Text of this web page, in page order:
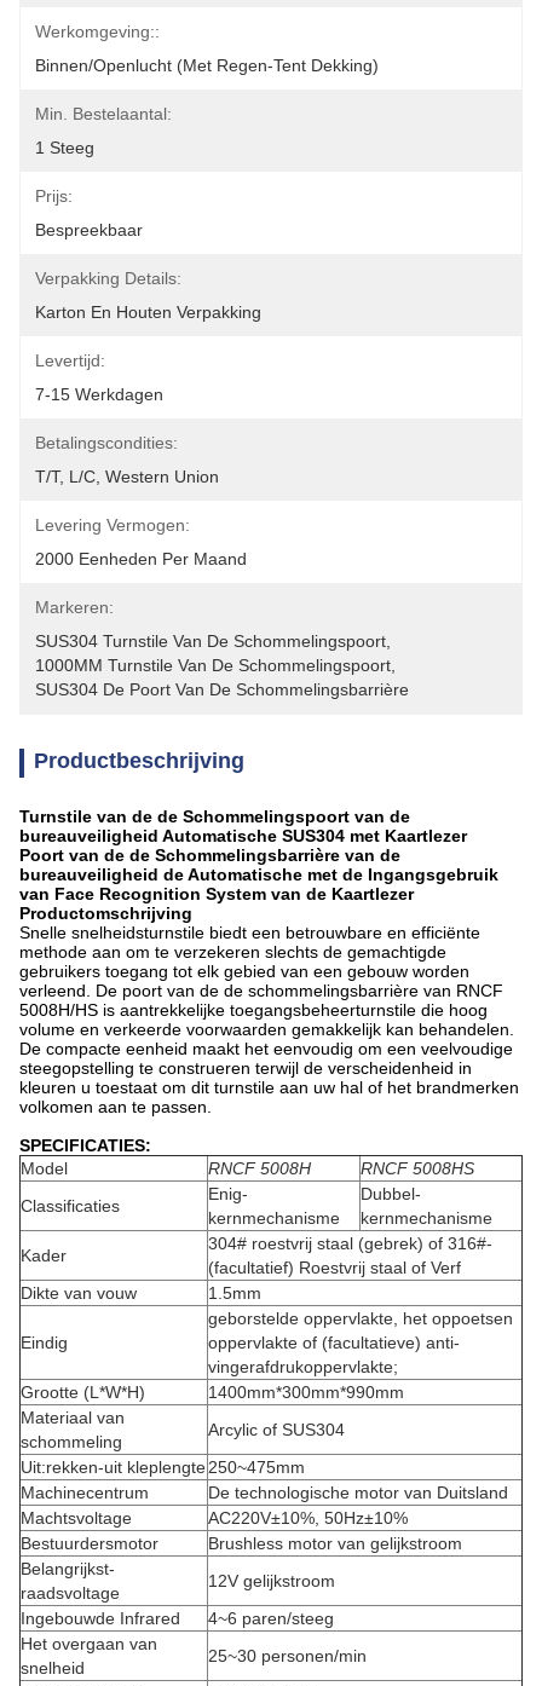
Werkomgeving::
Binnen/Openlucht (met Regen-Tent Dekking)
Min. Bestelaantal:
1 Steeg
Prijs:
Bespreekbaar
Verpakking Details:
Karton En Houten Verpakking
Levertijd:
7-15 Werkdagen
Betalingscondities:
T/T, L/C, Western Union
Levering Vermogen:
2000 Eenheden Per Maand
Markeren:
SUS304 Turnstile Van De Schommelingspoort
1000MM Turnstile Van De Schommelingspoort
SUS304 De Poort Van De Schommelingsbarrière
Productbeschrijving
Turnstile van de de Schommelingspoort van de
bureauveiligheid Automatische SUS304 met Kaartlezer
Poort van de de Schommelingsbarrière van de
bureauveiligheid de Automatische met de Ingangsgebruik
van Face Recognition System van de Kaartlezer
Productomschrijving
Snelle snelheidsturnstile biedt een betrouwbare en efficiënte
methode aan om te verzekeren slechts de gemachtigde
gebruikers toegang tot elk gebied van een gebouw worden
verleend. De poort van de de schommelingsbarrière van RNCF
5008H/HS is aantrekkelijke toegangsbeheerturnstile die hoog
volume en verkeerde voorwaarden gemakkelijk kan behandelen.
De compacte eenheid maakt het eenvoudig om een veelvoudige
steegopstelling te construeren terwijl de verscheidenheid in
kleuren u toestaat om dit turnstile aan uw hal of het brandmerken
volkomen aan te passen.
SPECIFICATIES:
Model
RNCF 5008H
RNCF 5008HS
Classificaties
Enig-
kernmechanisme
Dubbel-
kernmechanisme
Kader
304# roestvrij staal (gebrek) of 316#-
(facultatief) Roestvrij staal of Verf
Dikte van vouw
1.5mm
Eindig
geborstelde oppervlakte, het oppoetsen
oppervlakte of (facultatieve) anti-
vingerafdrukoppervlakte;
Grootte (L*W*H)
1400mm*300mm*990mm
Materiaal van
schommeling
Arcylic of SUS304
Uit:rekken-uit kleplengte250~475mm
Machinecentrum
De technologische motor van Duitsland
Machtsvoltage
AC220V±10%, 50Hz±10%
Bestuurdersmotor
Brushless motor van gelijkstroom
Belangrijkst-
raadsvoltage
12V gelijkstroom
Ingebouwde Infrared
4~6 paren/steeg
Het overgaan van
snelheid
25~30 personen/min